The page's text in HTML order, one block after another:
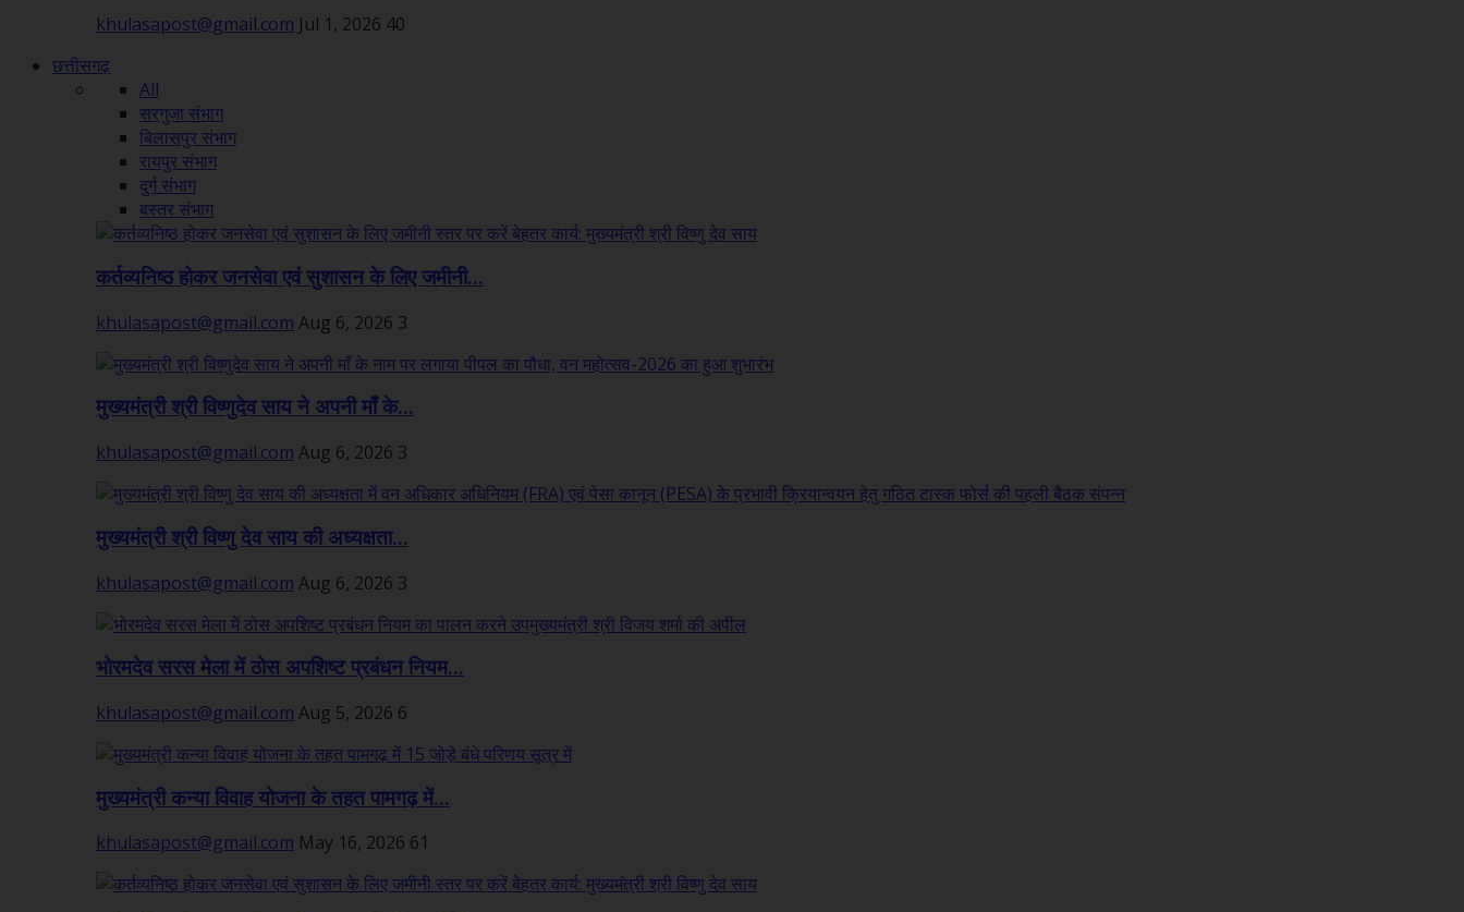
khulasapost@gmail.com Jul 1, 2026 40
छत्तीसगढ़
All
सरगुजा संभाग
बिलासपुर संभाग
रायपुर संभाग
दुर्ग संभाग
बस्तर संभाग
कर्तव्यनिष्ठ होकर जनसेवा एवं सुशासन के लिए जमीनी...
khulasapost@gmail.com Aug 6, 2026 3
मुख्यमंत्री श्री विष्णुदेव साय ने अपनी माँ के...
khulasapost@gmail.com Aug 6, 2026 3
मुख्यमंत्री श्री विष्णु देव साय की अध्यक्षता...
khulasapost@gmail.com Aug 6, 2026 3
भोरमदेव सरस मेला में ठोस अपशिष्ट प्रबंधन नियम...
khulasapost@gmail.com Aug 5, 2026 6
मुख्यमंत्री कन्या विवाह योजना के तहत पामगढ़ में...
khulasapost@gmail.com May 16, 2026 61